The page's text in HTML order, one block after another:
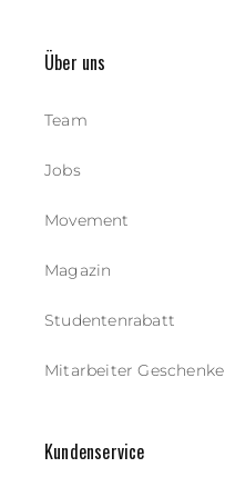
Über uns
Team
Jobs
Movement
Magazin
Studentenrabatt
Mitarbeiter Geschenke
Kundenservice